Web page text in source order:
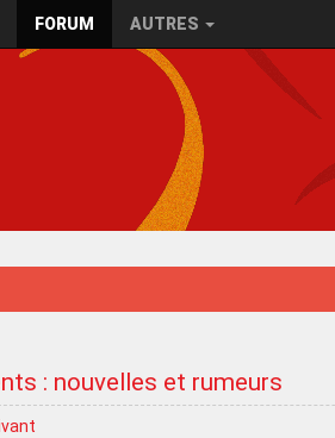
FORUM AUTRES
: nouvelles et rumeurs